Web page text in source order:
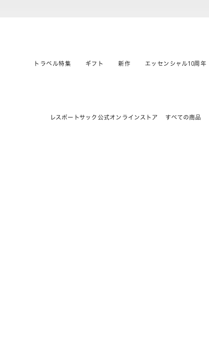
トラベル特集 ギフト 新作 エッセンシャル10周年
レスポートサック公式オンラインストア すべての商品